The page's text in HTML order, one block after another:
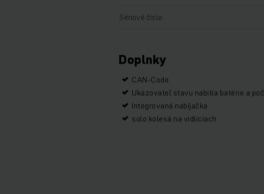
Sériové číslo
Doplnky
CAN-Code
Ukazovateľ stavu nabitia batérie a
Integrovaná nabíjačka
solo kolesá na vidliciach